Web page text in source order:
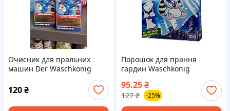
Очисник для пральних
машин Der Waschkonig
антибактеріальний, 250 мл
120₴
Порошок для прання
гардин Waschkonig
95.25₴
127 ₴ -25%